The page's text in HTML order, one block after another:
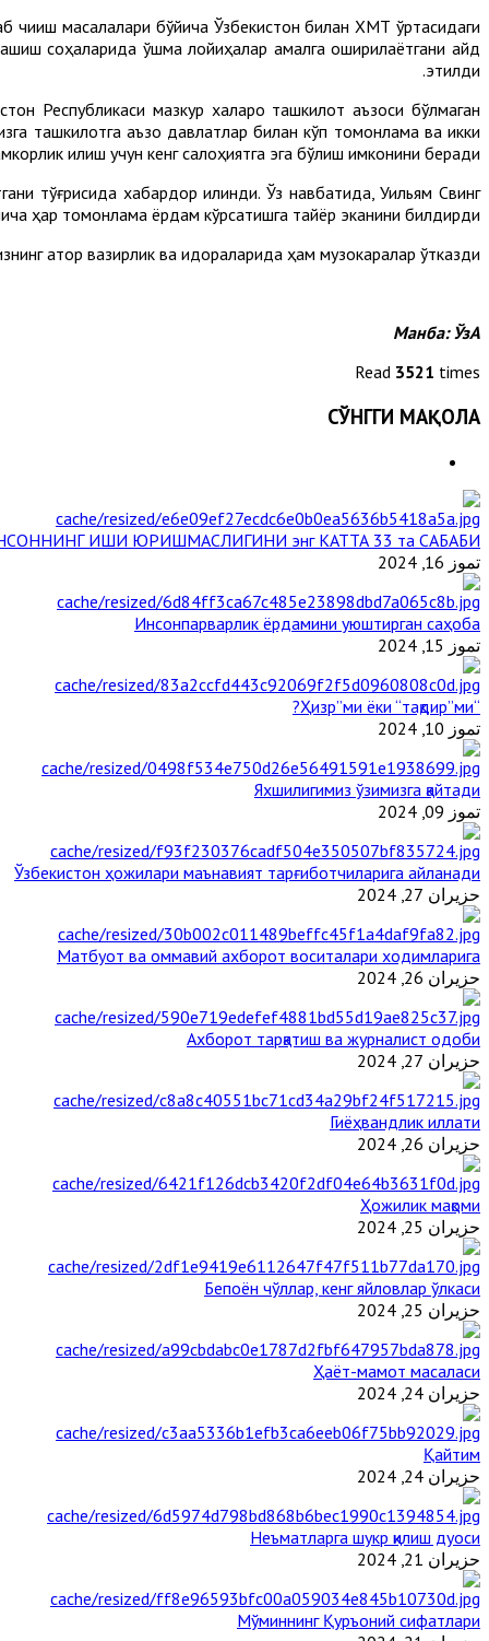
чиқиш масалалари бўйича Ўзбекистон билан ХМТ ўртасидаги
соҳаларида қўшма лойиҳалар амалга оширилаётгани қайд
этилди.
Республикаси мазкур халқаро ташкилот аъзоси бўлмаган
ташкилотга аъзо давлатлар билан кўп томонлама ва икки
қилиш учун кенг салоҳиятга эга бўлиш имконини беради.
тўғрисида хабардор қилинди. Ўз навбатида, Уильям Свинг
ҳар томонлама ёрдам кўрсатишга тайёр эканини билдирди.
қатор вазирлик ва идораларида ҳам музокаралар ўтказди.
Манба:ЎзА
Read 3521 times
СЎНГГИ МАҚОЛА
ИШИ ЮРИШМАСЛИГИНИ энг КАТТА 33 та САБАБИ
تموز 16, 2024
Инсонпарварлик ёрдамини уюштирган саҳоба
تموز 15, 2024
“Ҳизр”ми ёки “тақдир”ми?
تموز 10, 2024
Яхшилигимиз ўзимизга қайтади
تموز 09, 2024
Ўзбекистон ҳожилари маънавият тарғиботчиларига айланади
حزيران 27, 2024
Матбуот ва оммавий ахборот воситалари ходимларига
حزيران 26, 2024
Ахборот тарқатиш ва журналист одоби
حزيران 27, 2024
Гиёҳвандлик иллати
حزيران 26, 2024
Ҳожилик мақоми
حزيران 25, 2024
Бепоён чўллар, кенг яйловлар ўлкаси
حزيران 25, 2024
Ҳаёт-мамот масаласи
حزيران 24, 2024
Қайтим
حزيران 24, 2024
Неъматларга шукр қилиш дуоси
حزيران 21, 2024
Мўминнинг Қуръоний сифатлари